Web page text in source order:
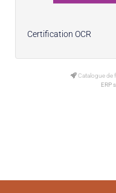
Certification OCR
Catalogue de
ERP